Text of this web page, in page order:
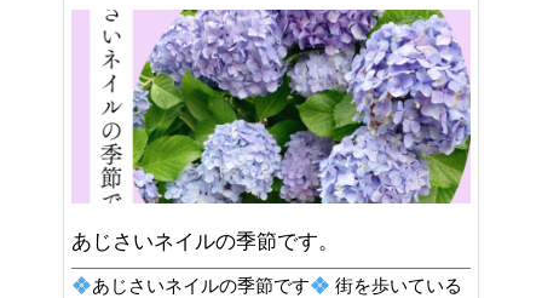
あじさいネイルの季節です。
あじさいネイルの季節です
街を歩いている